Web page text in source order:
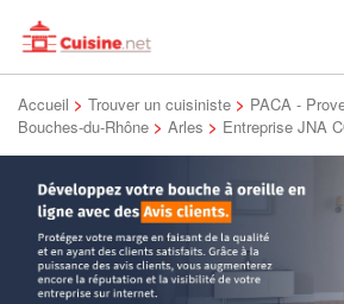
Accueil > Trouver un cuisiniste > PACA -
Bouches-du-Rhône > Arles > Entreprise JNA